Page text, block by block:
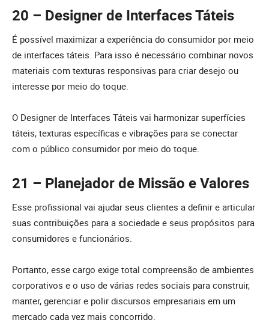
20 – Designer de Interfaces Táteis
É possível maximizar a experiência do consumidor por meio
de interfaces táteis. Para isso é necessário combinar novos
materiais com texturas responsivas para criar desejo ou
interesse por meio do toque.
O Designer de Interfaces Táteis vai harmonizar superfícies
táteis, texturas específicas e vibrações para se conectar
com o público consumidor por meio do toque.
21 – Planejador de Missão e Valores
Esse profissional vai ajudar seus clientes a definir e articular
suas contribuições para a sociedade e seus propósitos para
consumidores e funcionários.
Portanto, esse cargo exige total compreensão de ambientes
corporativos e o uso de várias redes sociais para construir,
manter, gerenciar e polir discursos empresariais em um
mercado cada vez mais concorrido.